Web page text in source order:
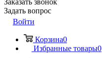
Заказать звонок
Задать вопрос
Войти
Корзина0
Избранные товары0